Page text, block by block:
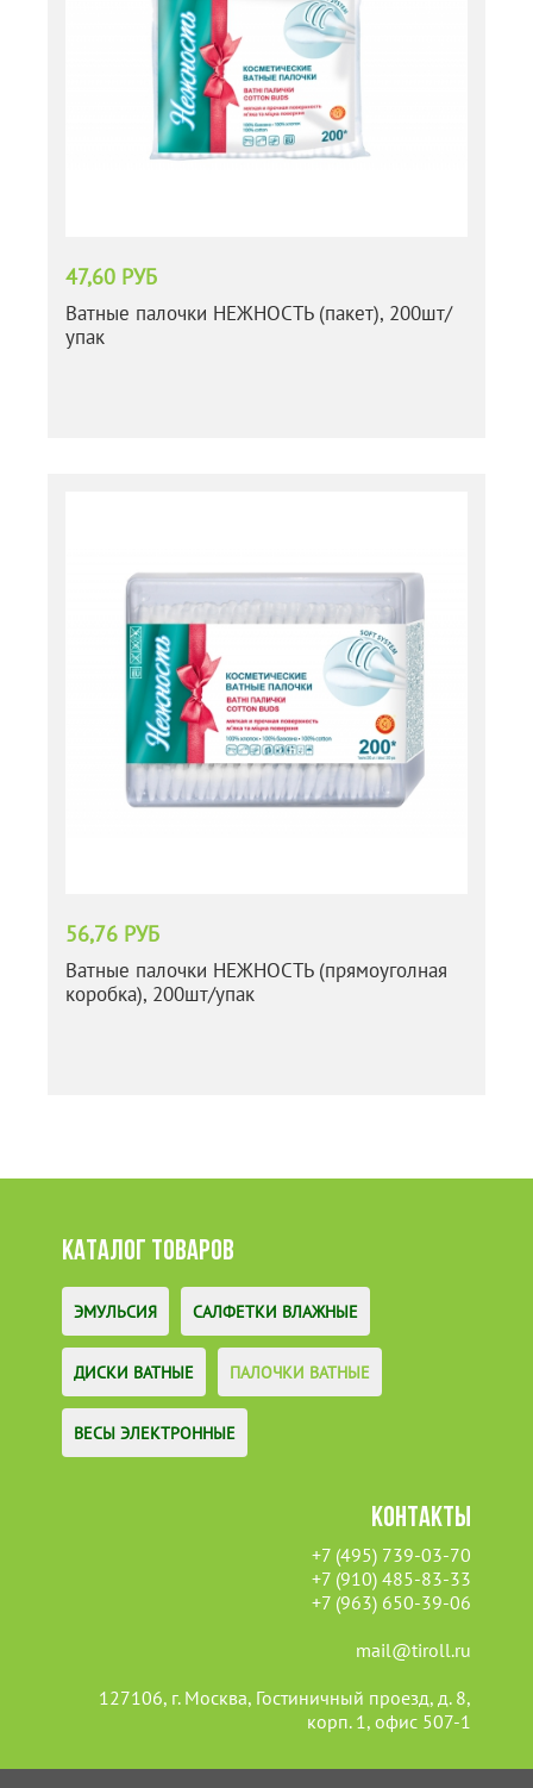
47,60 РУБ
Ватные палочки НЕЖНОСТЬ (пакет), 200шт/
упак
56,76 РУБ
Ватные палочки НЕЖНОСТЬ (прямоуголная
коробка), 200шт/упак
КАТАЛОГ ТОВАРОВ
ЭМУЛЬСИЯ САЛФЕТКИ ВЛАЖНЫЕ
ДИСКИ ВАТНЫЕ ПАЛОЧКИ ВАТНЫЕ
ВЕСЫ ЭЛЕКТРОННЫЕ
КОНТАКТЫ
+7 (495) 739-03-70
+7 (910) 485-83-33
+7 (963) 650-39-06
mail@tiroll.ru
127106, г. Москва, Гостиничный проезд, д. 8,
корп. 1, офис 507-1